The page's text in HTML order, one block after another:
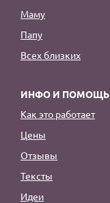
Маму
Папу
Всех близких
ИНФО И ПОМОЩЬ
Как это работает
Цены
Отзывы
Тексты
Идеи